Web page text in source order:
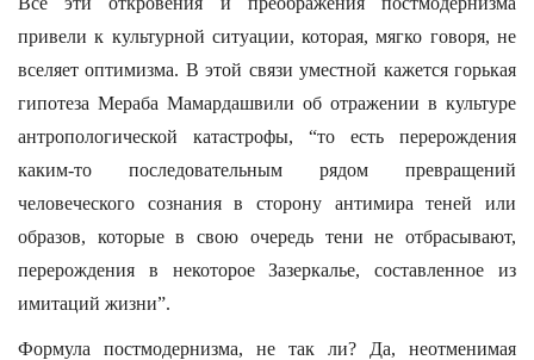
привели к культурной ситуации, которая, мягко говоря, не
вселяет оптимизма. В этой связи уместной кажется горькая
гипотеза Мераба Мамардашвили об отражении в культуре
антропологической катастрофы, “то есть перерождения
каким-то последовательным рядом превращений
человеческого сознания в сторону антимира теней или
образов, которые в свою очередь тени не отбрасывают,
перерождения в некоторое Зазеркалье, составленное из
имитаций жизни”.
Формула постмодернизма, не так ли? Да, неотменимая